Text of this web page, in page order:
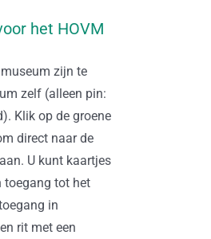
het HOVM
zijn te
zelf (alleen pin:
Klik op de groene
direct naar de
U kunt kaartjes
toegang tot het
in
rit met een